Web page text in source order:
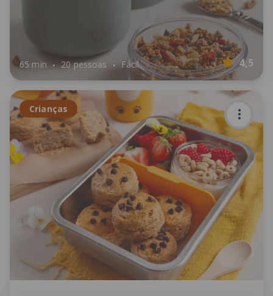
65 min 20 pessoas Fácil 4,5
Crianças